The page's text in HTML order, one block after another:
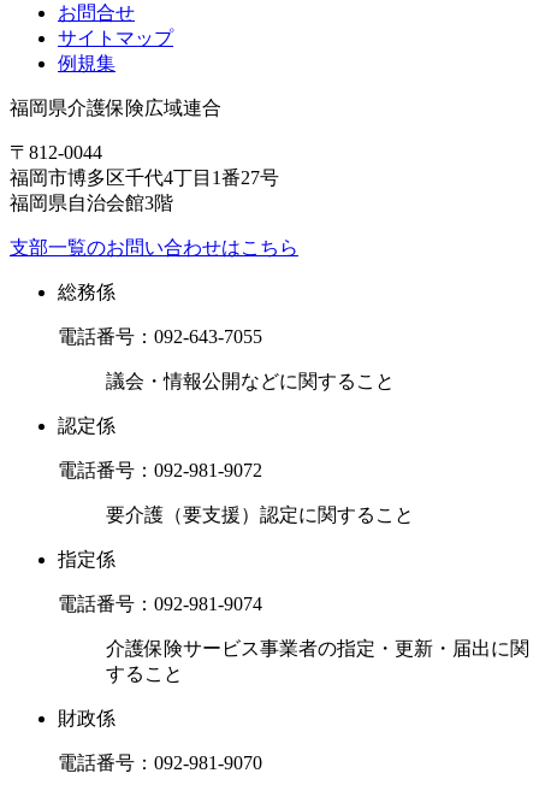
お問合せ
サイトマップ
例規集
福岡県介護保険広域連合
〒812-0044
福岡市博多区千代4丁目1番27号
福岡県自治会館3階
支部一覧のお問い合わせはこちら
総務係
電話番号： 092-643-7055
議会・情報公開などに関すること
認定係
電話番号： 092-981-9072
要介護（要支援）認定に関すること
指定係
電話番号： 092-981-9074
介護保険サービス事業者の指定・更新・届出に関
すること
財政係
電話番号： 092-981-9070